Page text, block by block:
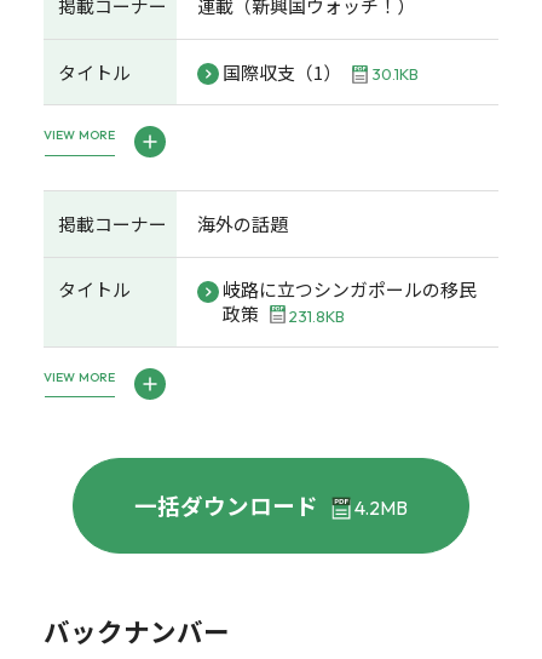
掲載コーナー 連載（新興国ウォッチ！）
タイトル 国際収支（1） 30.1KB
VIEW MORE
掲載コーナー 海外の話題
タイトル
岐路に立つシンガポールの移民
政策
231.8KB
VIEW MORE
一括ダウンロード 4.2MB
バックナンバー